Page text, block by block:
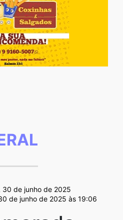
30 de junho de 2025
de junho de 2025 às 19:06